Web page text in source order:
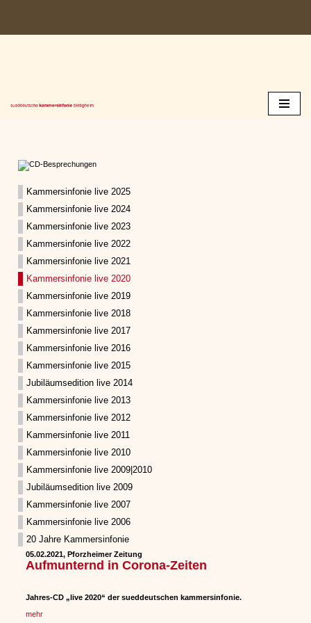
Zum
Kammersinfonie live 2025
Kammersinfonie live 2024
Kammersinfonie live 2023
Kammersinfonie live 2022
Kammersinfonie live 2021
Kammersinfonie live 2020
Kammersinfonie live 2019
Kammersinfonie live 2018
Kammersinfonie live 2017
Kammersinfonie live 2016
Kammersinfonie live 2015
Jubiläumsedition live 2014
Kammersinfonie live 2013
Kammersinfonie live 2012
Kammersinfonie live 2011
Kammersinfonie live 2010
Kammersinfonie live 2009|2010
Jubiläumsedition live 2009
Kammersinfonie live 2007
Kammersinfonie live 2006
20 Jahre Kammersinfonie
05.02.2021, Pforzheimer Zeitung
Aufmunternd in Corona-Zeiten
Jahres-CD „live 2020“ der sueddeutschen kammersinfonie.
mehr